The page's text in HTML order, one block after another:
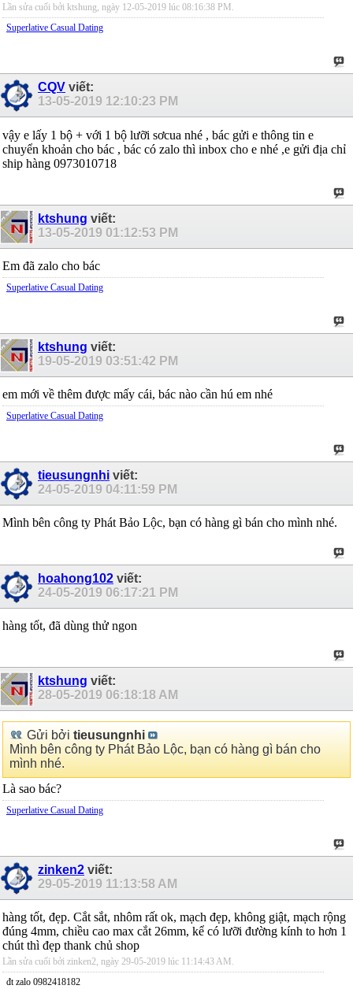
Lần sửa cuối bởi ktshung, ngày 12-05-2019 lúc 08:16:38 PM .
Superlative Сasual Dating
CQV viết:
13-05-2019 12:10:23 PM
vậy e lấy 1 bộ + với 1 bộ lưỡi sơcua nhé , bác gửi e thông tin e
chuyển khoản cho bác , bác có zalo thì inbox cho e nhé ,e gửi địa chỉ
ship hàng 0973010718
ktshung viết:
13-05-2019 01:12:53 PM
Em đã zalo cho bác
Superlative Сasual Dating
ktshung viết:
19-05-2019 03:51:42 PM
em mới về thêm được mấy cái, bác nào cần hú em nhé
Superlative Сasual Dating
tieusungnhi viết:
24-05-2019 04:11:59 PM
Mình bên công ty Phát Bảo Lộc, bạn có hàng gì bán cho mình nhé.
hoahong102 viết:
24-05-2019 06:17:21 PM
hàng tốt, đã dùng thử ngon
ktshung viết:
28-05-2019 06:18:18 AM
Gửi bởi tieusungnhi
Mình bên công ty Phát Bảo Lộc, bạn có hàng gì bán cho
mình nhé.
Là sao bác?
Superlative Сasual Dating
zinken2 viết:
29-05-2019 11:13:58 AM
hàng tốt, đẹp. Cắt sắt, nhôm rất ok, mạch đẹp, không giật, mạch rộng
đúng 4mm, chiều cao max cắt 26mm, kể có lưỡi đường kính to hơn 1
chút thì đẹp thank chủ shop
Lần sửa cuối bởi zinken2, ngày 29-05-2019 lúc 11:14:43 AM
đt zalo 0982418182